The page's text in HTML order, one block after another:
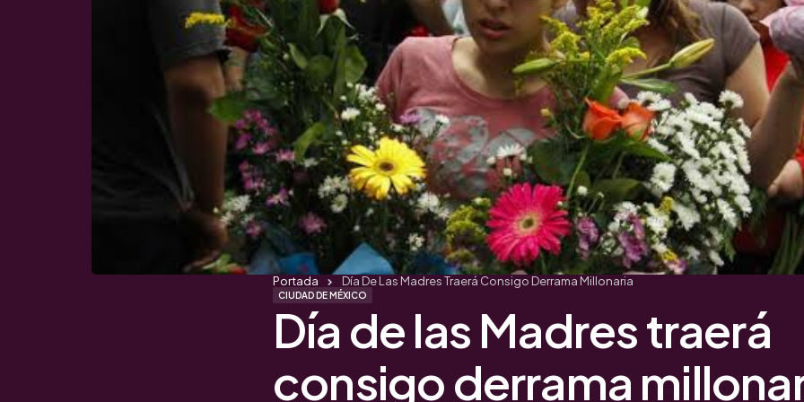
CIUDAD DE MÉXICO
Día de las Madres traerá
consigo derrama
Portada Día De Las Madres Traerá Consigo Derrama Millonaria